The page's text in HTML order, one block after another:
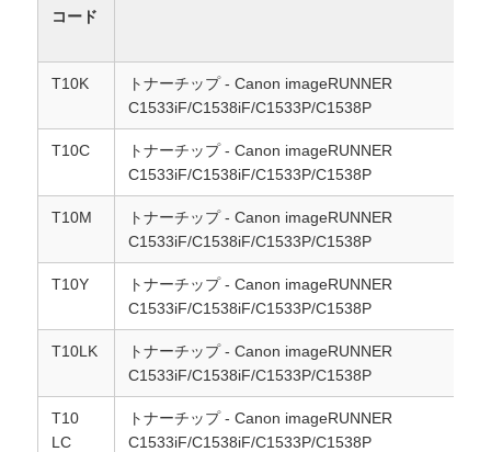
お問い合わせ
ニュース
すべての場合
HP トナーチップ
ゼロックス トナーチップ
コード
T10K
トナーチップ - Canon imageRUNNER
C1533iF/C1538iF/C1533P/C1538P
T10C
トナーチップ - Canon imageRUNNER
C1533iF/C1538iF/C1533P/C1538P
T10M
トナーチップ - Canon imageRUNNER
C1533iF/C1538iF/C1533P/C1538P
T10Y
トナーチップ - Canon imageRUNNER
C1533iF/C1538iF/C1533P/C1538P
T10LK
トナーチップ - Canon imageRUNNER
C1533iF/C1538iF/C1533P/C1538P
T10
LC
トナーチップ - Canon imageRUNNER
C1533iF/C1538iF/C1533P/C1538P